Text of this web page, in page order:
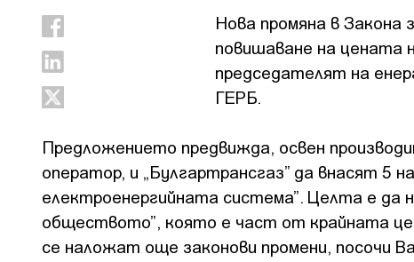
Нова промяна в Закона
повишаване на цената
председателят на
ГЕРБ.
Предложението предвижда, освен
оператор, и „Булгартрансгаз” да внасят 5
електроенергийната система”. Целта е да
обществото”, която е част от крайната
се наложат още законови промени, посочи